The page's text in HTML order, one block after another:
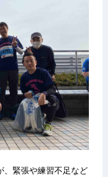
、緊張や練習不足など